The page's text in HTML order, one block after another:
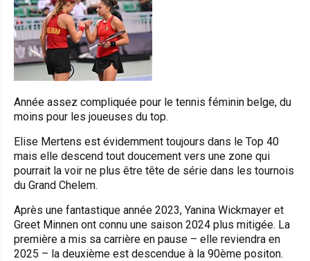
Année assez compliquée pour le tennis féminin belge, du
moins pour les joueuses du top.
Elise Mertens est évidemment toujours dans le Top 40
mais elle descend tout doucement vers une zone qui
pourrait la voir ne plus être tête de série dans les tournois
du Grand Chelem.
Après une fantastique année 2023, Yanina Wickmayer et
Greet Minnen ont connu une saison 2024 plus mitigée. La
première a mis sa carrière en pause – elle reviendra en
2025 – la deuxième est descendue à la 90ème positon.